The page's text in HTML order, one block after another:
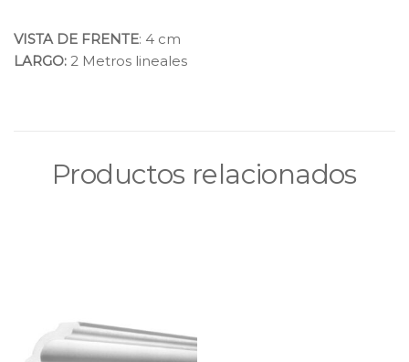
VISTA DE FRENTE: 4 cm
LARGO: 2 Metros lineales
Productos relacionados